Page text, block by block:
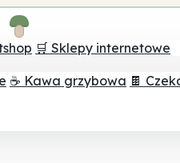
🛒 Sklepy internetowe
☕ Kawa grzybowa 🍫